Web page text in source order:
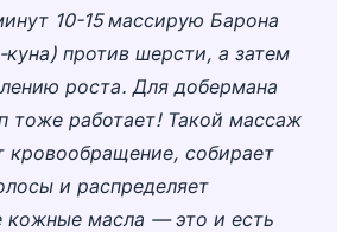
10-15 массирую Барона
против шерсти, а затем
роста. Для добермана
тоже работает! Такой массаж
кровообращение, собирает
и распределяет
кожные масла — это и есть